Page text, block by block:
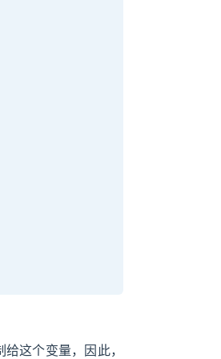
这个变量，因此，